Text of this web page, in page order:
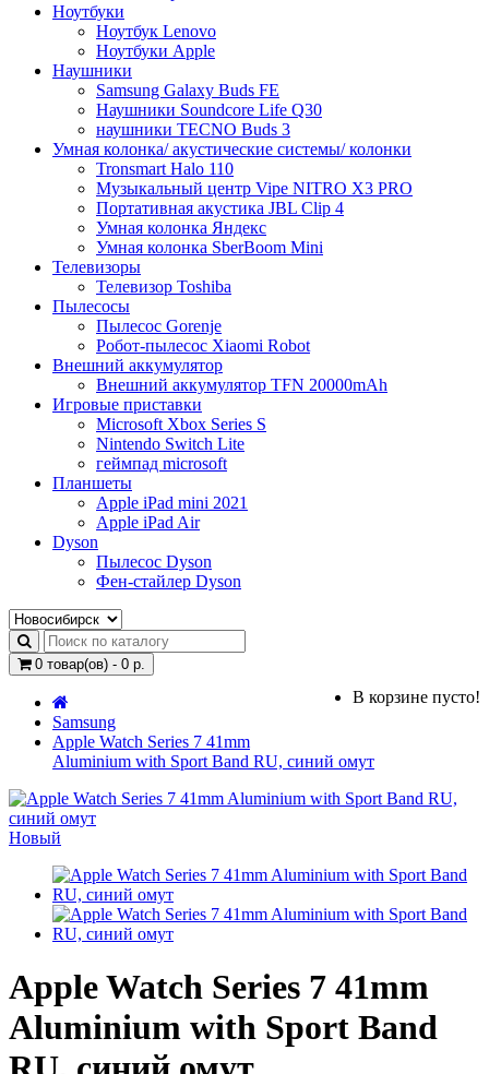
Ноутбуки
Ноутбук Lenovo
Ноутбуки Apple
Наушники
Samsung Galaxy Buds FE
Наушники Soundcore Life Q30
наушники TECNO Buds 3
Умная колонка/ акустические системы/ колонки
Tronsmart Halo 110
Музыкальный центр Vipe NITRO X3 PRO
Портативная акустика JBL Clip 4
Умная колонка Яндекс
Умная колонка SberBoom Mini
Телевизоры
Телевизор Toshiba
Пылесосы
Пылесос Gorenje
Робот-пылесос Xiaomi Robot
Внешний аккумулятор
Внешний аккумулятор TFN 20000mAh
Игровые приставки
Microsoft Xbox Series S
Nintendo Switch Lite
геймпад microsoft
Планшеты
Apple iPad mini 2021
Apple iPad Air
Dyson
Пылесос Dyson
Фен-стайлер Dyson
0 товар(ов) - 0 р.
В корзине пусто!
Samsung
Apple Watch Series 7 41mm
Aluminium with Sport Band RU, синий омут
Новый
Apple Watch Series 7 41mm
Aluminium with Sport Band